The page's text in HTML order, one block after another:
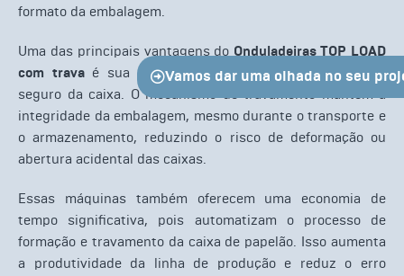
Vamos dar uma olhada no seu
formato da embalagem.
Uma das principais vantagens do Onduladeiras TOP LOAD
com travaé sua capacidade de garantir o fechamento
seguro da caixa. O mecanismo de travamento mantém a
integridade da embalagem, mesmo durante o transporte e
o armazenamento, reduzindo o risco de deformação ou
abertura acidental das caixas.
Essas máquinas também oferecem uma economia de
tempo significativa, pois automatizam o processo de
formação e travamento da caixa de papelão. Isso aumenta
a produtividade da linha de produção e reduz o erro